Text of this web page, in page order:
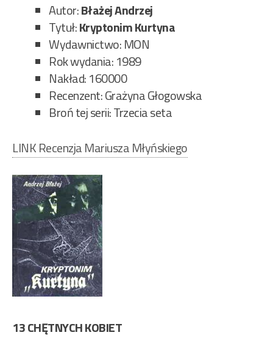
Autor:Błażej Andrzej
Tytuł:Kryptonim Kurtyna
Wydawnictwo: MON
Rok wydania: 1989
Nakład: 160000
Recenzent: Grażyna Głogowska
Broń tej serii: Trzecia seta
LINK Recenzja Mariusza Młyńskiego
13 CHĘTNYCH KOBIET